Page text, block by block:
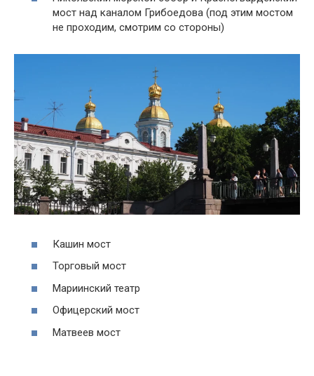
мост над каналом Грибоедова (под этим мостом
не проходим, смотрим со стороны)
Кашин мост
Торговый мост
Мариинский театр
Офицерский мост
Матвеев мост